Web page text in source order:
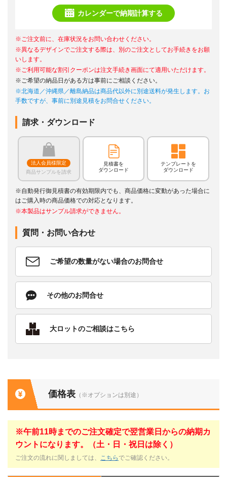
カレンダーで納期計算する
※ご注文前に、在庫状況をお問い合わせください。
※異なるデザインでご注文する際は、別のご注文としてお手続きをお願
いします。
※ご利用可能な割引クーポンは注文手続き画面にて適用いただけます。
※ご希望の納品日がある方は事前にご相談ください。
※北海道／沖縄県／離島納品は商品代以外に別途送料が発生します。お
手数ですが、事前に別途見積をお問合せください。
請求・ダウンロード
法人会員様限定
商品サンプルを請求
見積書を
ダウンロード
テンプレートを
ダウンロード
※自動発行御見積書の有効期限内でも、商品価格に変動があった場合に
はご購入時の商品価格での対応となります。
※本製品はサンプル請求ができません。
質問・お問い合わせ
ご希望の数量がない場合のお問合せ
その他のお問合せ
大ロットのご相談はこちら
価格表 （※オプションは別途）
※午前11時までのご注文確定で翌営業日からの納期カ
ウントになります。（土・日・祝日は除く）
ご注文の流れに関しましては、 こちら でご確認ください。